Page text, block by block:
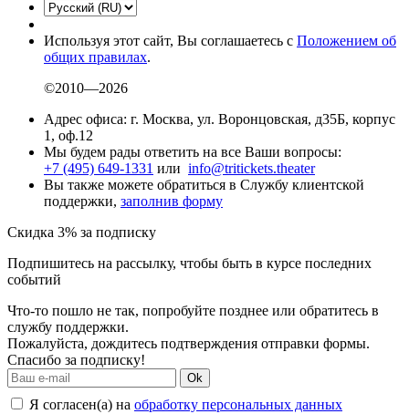
Используя этот сайт, Вы соглашаетесь с Положением об
общих правилах.
©2010—2026
Адрес офиса: г. Москва, ул. Воронцовская, д35Б, корпус
1, оф.12
Мы будем рады ответить на все Ваши вопросы:
+7 (495) 649-1331 или info@tritickets.theater
Вы также можете обратиться в Службу клиентской
поддержки, заполнив форму
Скидка 3% за подписку
Подпишитесь на рассылку, чтобы быть в курсе последних
событий
Что-то пошло не так, попробуйте позднее или обратитесь в
службу поддержки.
Пожалуйста, дождитесь подтверждения отправки формы.
Спасибо за подписку!
Ok
Я согласен(а) на обработку персональных данных